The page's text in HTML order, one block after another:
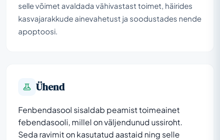
selle võimet avaldada vähivastast toimet, häirides
kasvajarakkude ainevahetust ja soodustades nende
apoptoosi.
Ühend
Fenbendasool sisaldab peamist toimeainet
febendasooli, millel on väljendunud ussiroht.
Seda ravimit on kasutatud aastaid ning selle